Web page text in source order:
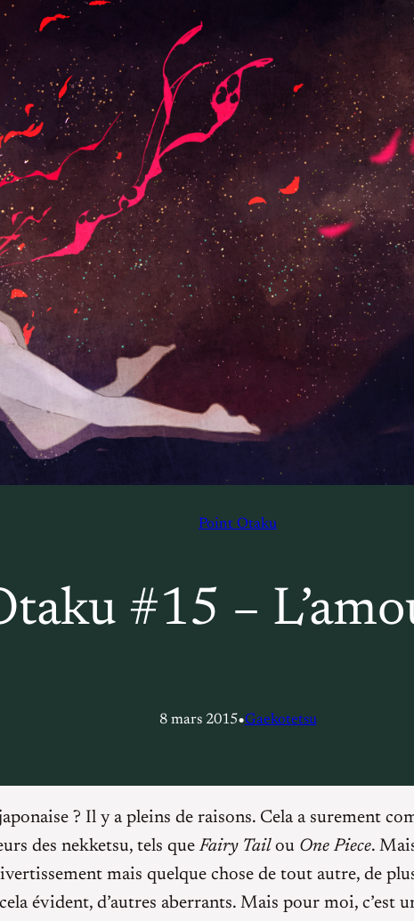
Point Otaku
#15 –
8 mars 2015•Gaekotetsu
? Il y a pleins de raisons. Cela a surement
des nekketsu, tels queFairy Tailou One Piece.
mais quelque chose de tout autre, de
évident, d’autres aberrants. Mais pour moi, c’est